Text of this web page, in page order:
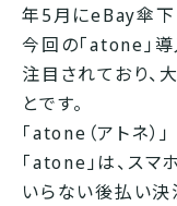
年5月にeBay傘下
今回の「atone」
注目されており、
とです。
「atone（アトネ）
「atone」は、ス
いらない後払い決